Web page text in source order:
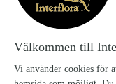
249 kr